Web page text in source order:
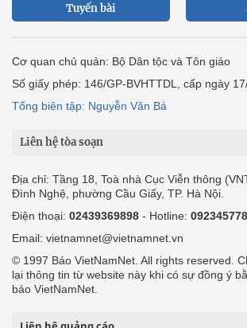
Tuyến bài
Cơ quan chủ quản: Bộ Dân tộc và Tôn giáo
Số giấy phép: 146/GP-BVHTTDL, cấp ngày
Tổng biên tập: Nguyễn Văn Bá
Liên hệ tòa soạn
Địa chỉ: Tầng 18, Toà nhà Cục Viễn thông
Đình Nghệ, phường Cầu Giấy, TP. Hà Nội.
Điện thoại: 02439369898 - Hotline:
Email: vietnamnet@vietnamnet.vn
© 1997 Báo VietNamNet. All rights reserved.
lại thông tin từ website này khi có sự đồng ý
báo VietNamNet.